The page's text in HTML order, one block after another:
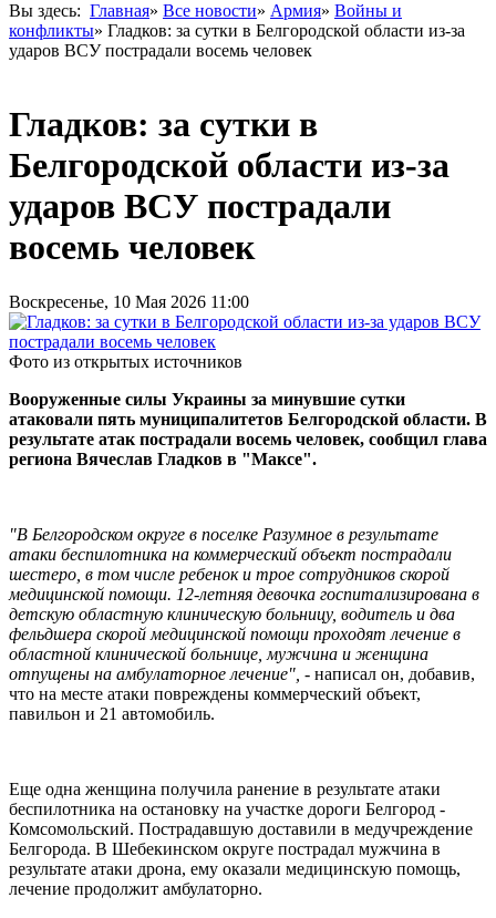
Вы здесь: Главная» Все новости» Армия» Войны и
конфликты» Гладков: за сутки в Белгородской области из-за
ударов ВСУ пострадали восемь человек
Гладков: за сутки в
Белгородской области из-за
ударов ВСУ пострадали
восемь человек
Воскресенье, 10 Мая 2026 11:00
Фото из открытых источников
Вооруженные силы Украины за минувшие сутки
атаковали пять муниципалитетов Белгородской области. В
результате атак пострадали восемь человек, сообщил глава
региона Вячеслав Гладков в "Максе".
"В Белгородском округе в поселке Разумное в результате
атаки беспилотника на коммерческий объект пострадали
шестеро, в том числе ребенок и трое сотрудников скорой
медицинской помощи. 12-летняя девочка госпитализирована в
детскую областную клиническую больницу, водитель и два
фельдшера скорой медицинской помощи проходят лечение в
областной клинической больнице, мужчина и женщина
отпущены на амбулаторное лечение", - написал он, добавив,
что на месте атаки повреждены коммерческий объект,
павильон и 21 автомобиль.
Еще одна женщина получила ранение в результате атаки
беспилотника на остановку на участке дороги Белгород -
Комсомольский. Пострадавшую доставили в медучреждение
Белгорода. В Шебекинском округе пострадал мужчина в
результате атаки дрона, ему оказали медицинскую помощь,
лечение продолжит амбулаторно.